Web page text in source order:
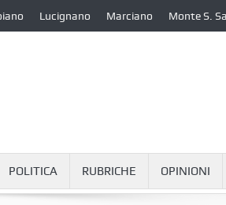
Lucignano Marciano Monte S.
POLITICA RUBRICHE OPINIONI